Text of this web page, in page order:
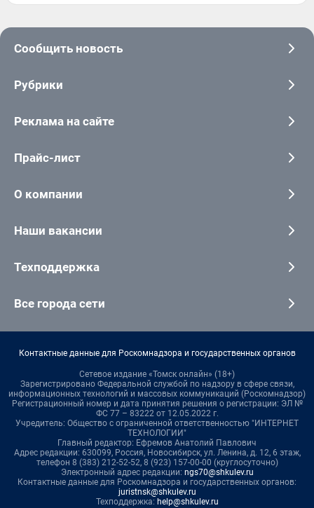
Сообщить новость
Рубрики
Реклама на сайте
Прайс-лист
О компании
Наши вакансии
Техподдержка
Все города сети
Контактные данные для Роскомнадзора и государственных органов
Сетевое издание «Томск онлайн» (18+)
Зарегистрировано Федеральной службой по надзору в сфере связи,
информационных технологий и массовых коммуникаций (Роскомнадзор)
Регистрационный номер и дата принятия решения о регистрации: ЭЛ №
ФС 77 – 83222 от 12.05.2022 г.
Учредитель: Общество с ограниченной ответственностью "ИНТЕРНЕТ
ТЕХНОЛОГИИ"
Главный редактор: Ефремов Анатолий Павлович
Адрес редакции: 630099, Россия, Новосибирск, ул. Ленина, д. 12, 6 этаж,
телефон 8 (383) 212-52-52, 8 (923) 157-00-00 (круглосуточно)
Электронный адрес редакции: ngs70@shkulev.ru
Контактные данные для Роскомнадзора и государственных органов:
juristnsk@shkulev.ru
Техподдержка: help@shkulev.ru